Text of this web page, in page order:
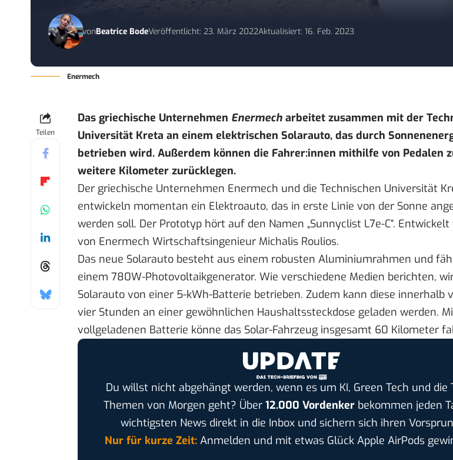
vonBeatrice BodeVeröffentlicht: 23. März 2022Aktualisiert: 16. Feb. 2023
Enermech
Teilen
Das griechische Unternehmen Enermech arbeitet zusammen mit der
Universität Kreta an einem elektrischen Solarauto, das durch
betrieben wird. Außerdem können die Fahrer:innen mithilfe von Pedalen
weitere Kilometer zurücklegen.
Der griechische Unternehmen Enermech und die Technischen Universität
entwickeln momentan ein Elektroauto, das in erste Linie von der Sonne
werden soll. Der Prototyp hört auf den Namen „Sunnyclist L7e-C“.
von Enermech Wirtschaftsingenieur Michalis Roulios.
Das neue Solarauto besteht aus einem robusten Aluminiumrahmen und
einem 780W-Photovoltaikgenerator. Wie verschiedene Medien berichten,
Solarauto von einer 5-kWh-Batterie betrieben. Zudem kann diese innerhalb
vier Stunden an einer gewöhnlichen Haushaltssteckdose geladen werden.
vollgeladenen Batterie könne das Solar-Fahrzeug insgesamt 60 Kilometer
Du willst nicht abgehängt werden, wenn es um KI, Green Tech und die
Themen von Morgen geht? Über 12.000 Vordenkerbekommen jeden
wichtigsten News direkt in die Inbox und sichern sich ihren
Nur für kurze Zeit:Anmelden und mit etwas Glück Apple AirPods